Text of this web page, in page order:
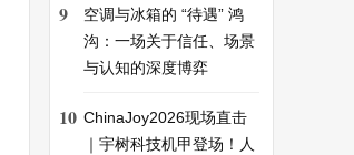
9
空调与冰箱的 “待遇” 鸿
沟：一场关于信任、场景
与认知的深度博弈
10 ChinaJoy2026现场直击
｜宇树科技机甲登场！人